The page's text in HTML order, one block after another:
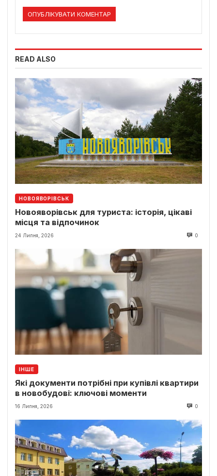
READ ALSO
НОВОЯВОРІВСЬК
Новояворівськ для туриста: історія, цікаві
місця та відпочинок
24 Липня, 2026 0
ІНШЕ
Які документи потрібні при купівлі квартири
в новобудові: ключові моменти
16 Липня, 2026 0